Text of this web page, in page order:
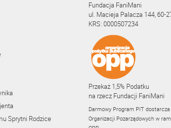
Sprytni Rodzice
Fundacja FaniMani
ul. Macieja Palacza 144, 60-
KRS: 0000507234
Przekaż 1,5% Podatku
na rzecz Fundacji FaniMani
Darmowy Program PIT
Organizacji Pozarządowych w